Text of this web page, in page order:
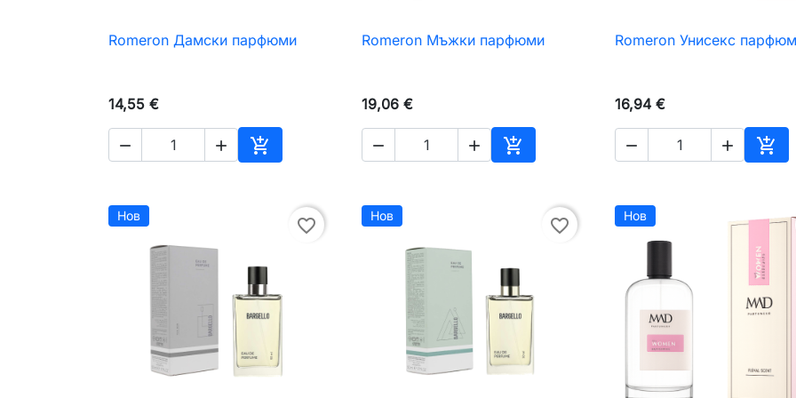
 Бърз преглед
Romeron Дамски парфюми
14,55 €
  
Добавяне към количката
 Бърз преглед
Romeron Мъжки парфюми
19,06 €
  
Добавяне към количката
 Бърз преглед
Romeron Унисекс
16,94 €
  
Нов favorite_border Нов favorite_border Нов